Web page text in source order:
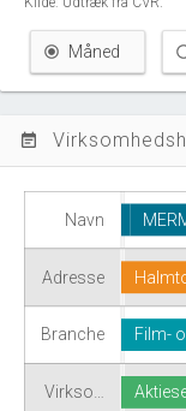
Måned
event_note
Navn
Adresse
Branche
Virkso…
Film-